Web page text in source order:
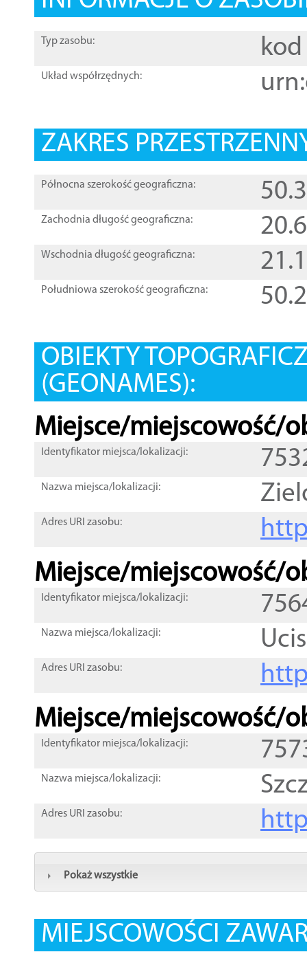
Typ zasobu: kod
Układ współrzędnych:
ZAKRES
Północna szerokość geograficzna:
Zachodnia długość geograficzna:
Wschodnia długość geograficzna:
Południowa szerokość geograficzna:
OBIEKTY
(GEONAMES):
Miejsce/miejscowość/
Identyfikator miejsca/lokalizacji:
Nazwa miejsca/lokalizacji:
Adres URI zasobu:
Miejsce/miejscowość/
Identyfikator miejsca/lokalizacji:
Nazwa miejsca/lokalizacji:
Adres URI zasobu:
Miejsce/miejscowość/
Identyfikator miejsca/lokalizacji:
Nazwa miejsca/lokalizacji:
Adres URI zasobu:
Pokaż wszystkie
MIEJSCOWOŚCI